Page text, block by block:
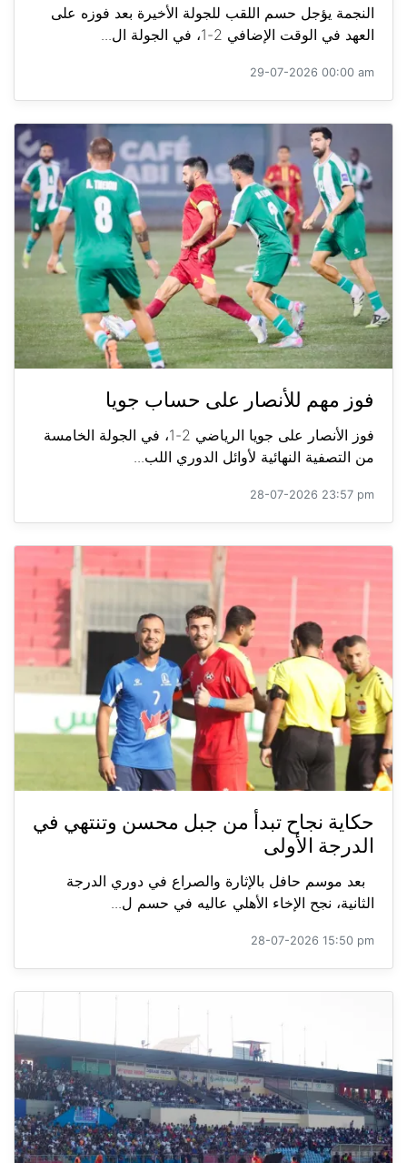
النجمة يؤجل حسم اللقب للجولة الأخيرة بعد فوزه على
العهد في الوقت الإضافي 2-1، في الجولة ال...
29-07-2026 00:00 am
فوز مهم للأنصار على حساب جويا
فوز الأنصار على جويا الرياضي 2-1، في الجولة الخامسة
من التصفية النهائية لأوائل الدوري اللب...
28-07-2026 23:57 pm
حكاية نجاح تبدأ من جبل محسن وتنتهي في
الدرجة الأولى
بعد موسم حافل بالإثارة والصراع في دوري الدرجة
الثانية، نجح الإخاء الأهلي عاليه في حسم ل...
28-07-2026 15:50 pm